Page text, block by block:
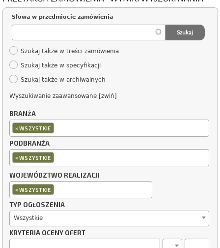
Słowa w przedmiocie zamówienia
Szukaj także w treści zamówienia
Szukaj także w specyfikacji
Szukaj także w archiwalnych
Wyszukiwanie zaawansowane [zwiń]
BRANŻA
×WSZYSTKIE
PODBRANŻA
×WSZYSTKIE
WOJEWÓDZTWO REALIZACJI
×WSZYSTKIE
TYP OGŁOSZENIA
Wszystkie
KRYTERIA OCENY OFERT